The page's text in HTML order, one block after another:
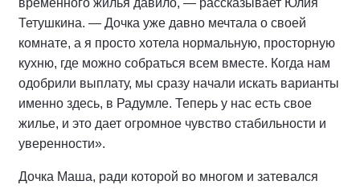
временного жилья давило, — рассказывает Юлия
Тетушкина. — Дочка уже давно мечтала о своей
комнате, а я просто хотела нормальную, просторную
кухню, где можно собраться всем вместе. Когда нам
одобрили выплату, мы сразу начали искать варианты
именно здесь, в Радумле. Теперь у нас есть свое
жилье, и это дает огромное чувство стабильности и
уверенности».
Дочка Маша, ради которой во многом и затевался